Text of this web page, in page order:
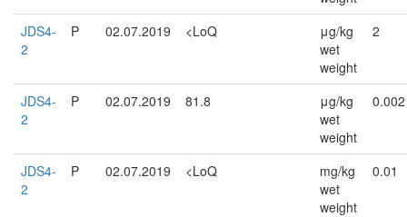
JDS4-
2
P 02.07.2019 <LoQ
μg/kg
wet
weight
2
JDS4-
2
P 02.07.2019 81.8
μg/kg
wet
weight
0.002
JDS4-
2
P 02.07.2019 <LoQ
mg/kg
wet
weight
0.01